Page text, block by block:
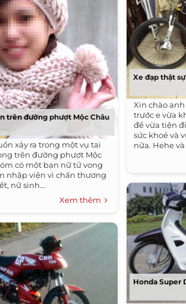
trên đường phượt Mộc Châu
xảy ra trong một vụ tai
trên đường phượt Mộc
có một bạn nữ tử vong
nhập viện vì chấn thương
nữ sinh...
Xem thêm
Xe đạp thật
Xin chào
trước e vừa
để vừa tiện
sức khoẻ và
nữa. Hehe
Honda Super